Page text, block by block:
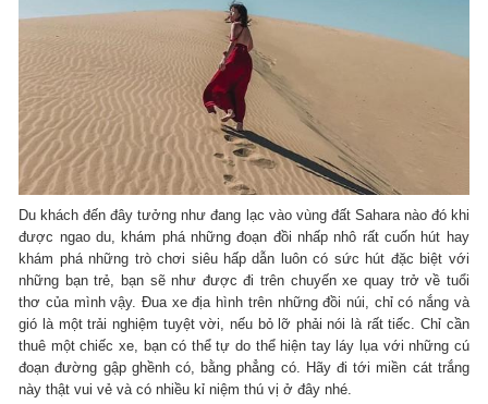
Du khách đến đây tưởng như đang lạc vào vùng đất Sahara nào đó khi
được ngao du, khám phá những đoạn đồi nhấp nhô rất cuốn hút hay
khám phá những trò chơi siêu hấp dẫn luôn có sức hút đặc biệt với
những bạn trẻ, bạn sẽ như được đi trên chuyến xe quay trở về tuổi
thơ của mình vậy. Đua xe địa hình trên những đồi núi, chỉ có nắng và
gió là một trải nghiệm tuyệt vời, nếu bỏ lỡ phải nói là rất tiếc. Chỉ cần
thuê một chiếc xe, bạn có thể tự do thể hiện tay láy lụa với những cú
đoạn đường gập ghềnh có, bằng phẳng có. Hãy đi tới miền cát trắng
này thật vui vẻ và có nhiều kỉ niệm thú vị ở đây nhé.